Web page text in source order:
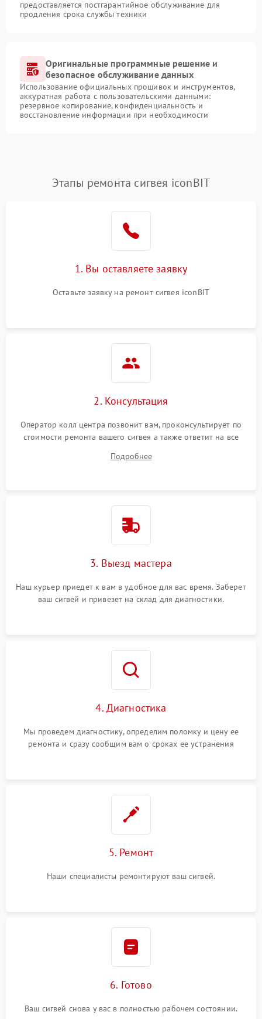
предоставляется постгарантийное обслуживание для
продления срока службы техники
Оригинальные программные решение и
безопасное обслуживание данных
Использование официальных прошивок и инструментов,
аккуратная работа с пользовательскими данными:
резервное копирование, конфиденциальность и
восстановление информации при необходимости
Этапы ремонта сигвея iconBIT
1. Вы оставляете заявку
Оставьте заявку на ремонт сигвея iconBIT
2. Консультация
Оператор колл центра позвонит вам, проконсультирует по
стоимости ремонта вашего сигвея а также ответит на все
Подробнее
3. Выезд мастера
Наш курьер приедет к вам в удобное для вас время. Заберет
ваш сигвей и привезет на склад для диагностики.
4. Диагностика
Мы проведем диагностику, определим поломку и цену ее
ремонта и сразу сообщим вам о сроках ее устранения
5. Ремонт
Наши специалисты ремонтируют ваш сигвей.
6. Готово
Ваш сигвей снова у вас в полностью рабочем состоянии.